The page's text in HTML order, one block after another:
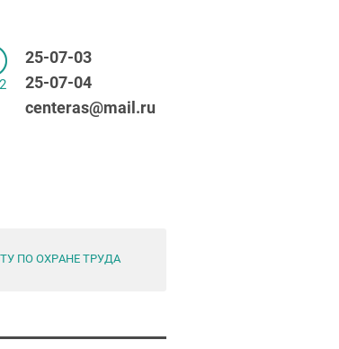
25-07-03
25-07-04
centeras@mail.ru
ПО ОХРАНЕ ТРУДА